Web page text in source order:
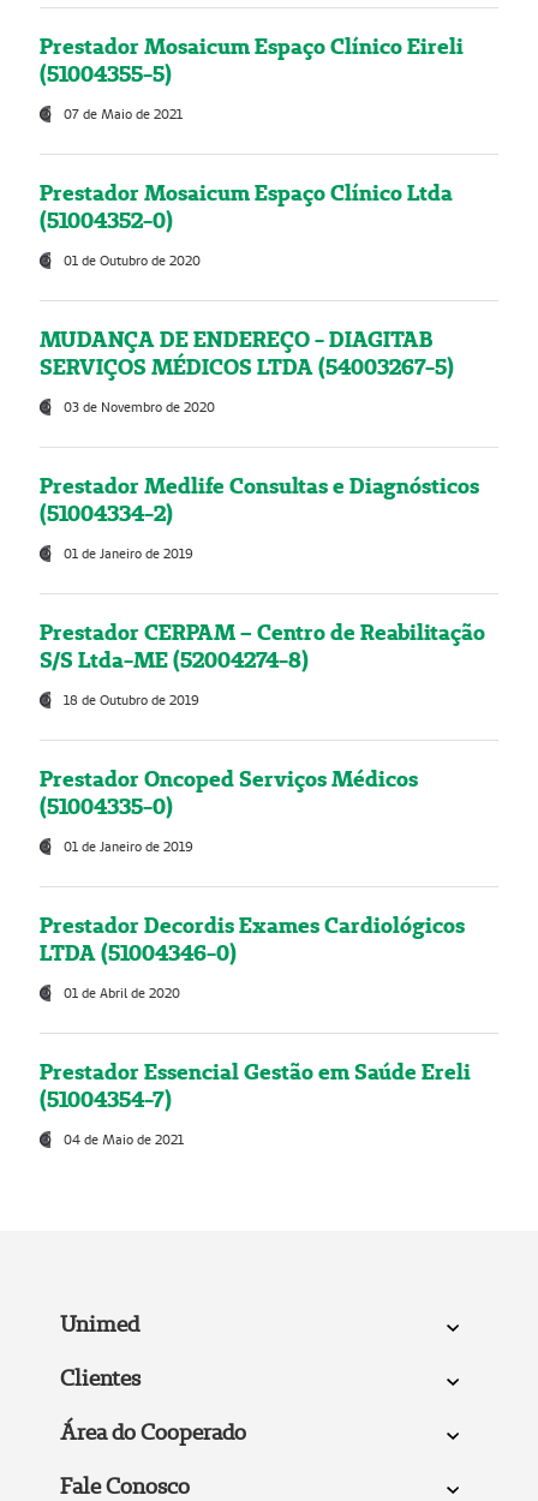
Prestador Mosaicum Espaço Clínico Eireli
(51004355-5)
07 de Maio de 2021
Prestador Mosaicum Espaço Clínico Ltda
(51004352-0)
01 de Outubro de 2020
MUDANÇA DE ENDEREÇO - DIAGITAB
SERVIÇOS MÉDICOS LTDA (54003267-5)
03 de Novembro de 2020
Prestador Medlife Consultas e Diagnósticos
(51004334-2)
01 de Janeiro de 2019
Prestador CERPAM – Centro de Reabilitação
S/S Ltda-ME (52004274-8)
18 de Outubro de 2019
Prestador Oncoped Serviços Médicos
(51004335-0)
01 de Janeiro de 2019
Prestador Decordis Exames Cardiológicos
LTDA (51004346-0)
01 de Abril de 2020
Prestador Essencial Gestão em Saúde Ereli
(51004354-7)
04 de Maio de 2021
Unimed
Clientes
Área do Cooperado
Fale Conosco